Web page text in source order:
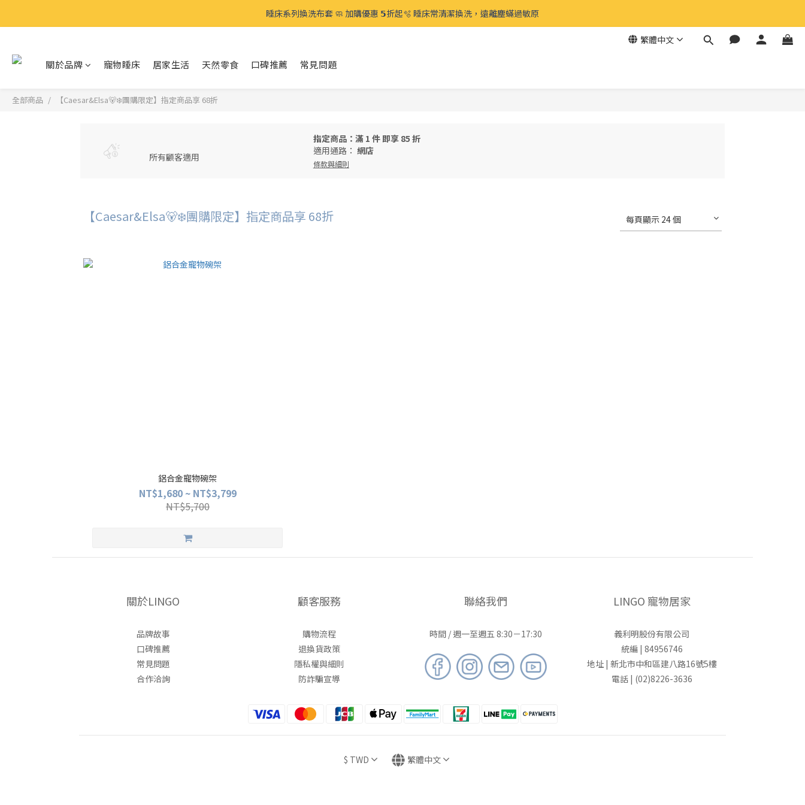
⍋ 毛孩宅家生活節 🛋️ 太熱免出門 全館滿千免運、滿𝟮𝟱𝟬𝟬免費再贈 🉐️寵物零食
睡床系列換洗布套 🧼 加購優惠 𝟱折起🫧 睡床常清潔換洗，遠離塵蟎過敏原
繁體中文
關於品牌 寵物睡床 居家生活 天然零食 口碑推薦 常見問題
全部商品 【Caesar&Elsa🐻‍❄️團購限定】指定商品享 68折
所有顧客適用
指定商品：滿 1 件 即享 85 折
適用通路： 網店
條款與細則
【Caesar&Elsa🐻‍❄️團購限定】指定商品享 68折 每頁顯示 24 個
鋁合金寵物碗架
NT$1,680 ~ NT$3,799
NT$5,700
關於LINGO
品牌故事
口碑推薦
常見問題
合作洽詢
顧客服務
購物流程
退換貨政策
隱私權與細則
防詐騙宣導
聯絡我們
時間 / 週一至週五 8:30－17:30
LINGO 寵物居家
義利明股份有限公司
統編 | 84956746
地址 | 新北市中和區建八路16號5樓
電話 | (02)8226-3636
$ TWD 繁體中文